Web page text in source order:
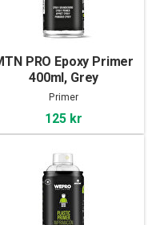
PRO Epoxy Primer
400ml, Grey
Primer
125 kr